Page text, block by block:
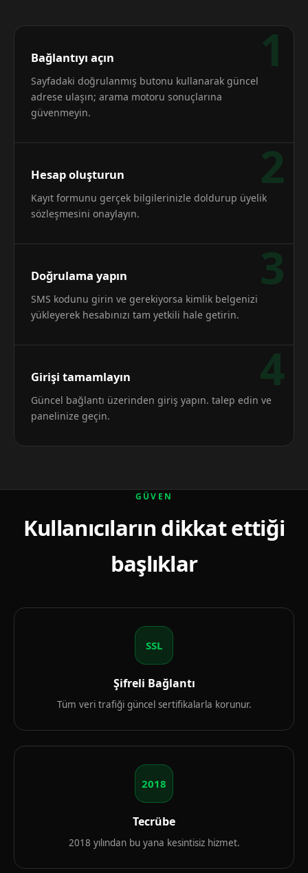
1
Bağlantıyı açın
Sayfadaki doğrulanmış butonu kullanarak güncel
adrese ulaşın; arama motoru sonuçlarına
güvenmeyin.
2
Hesap oluşturun
Kayıt formunu gerçek bilgilerinizle doldurup üyelik
sözleşmesini onaylayın.
3
Doğrulama yapın
SMS kodunu girin ve gerekiyorsa kimlik belgenizi
yükleyerek hesabınızı tam yetkili hale getirin.
4
Girişi tamamlayın
Güncel bağlantı üzerinden giriş yapın. talep edin ve
panelinize geçin.
GÜVEN
Kullanıcıların dikkat ettiği
başlıklar
SSL
Şifreli Bağlantı
Tüm veri trafiği güncel sertifikalarla korunur.
2018
Tecrübe
2018 yılından bu yana kesintisiz hizmet.